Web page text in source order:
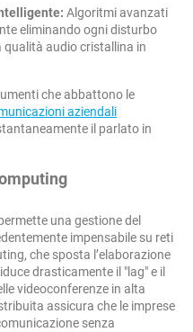
Algoritmi avanzati
eliminando ogni disturbo
audio cristallina in
che abbattono le
aziendali
il parlato in
una gestione del
impensabile su reti
che sposta l’elaborazione
drasticamente il "lag" e il
videoconferenze in alta
assicura che le imprese
senza